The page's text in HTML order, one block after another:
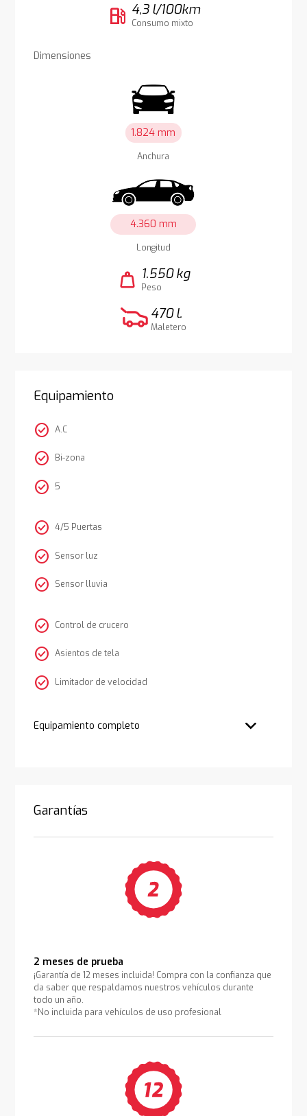
local_gas_station 4,3 l/100km
Consumo mixto
Dimensiones
1.824 mm
Anchura
4.360 mm
Longitud
weight 1.550 kg
Peso
470 l.
Maletero
Equipamiento
check_circle A.C
check_circle Bi-zona
check_circle 5
check_circle 4/5 Puertas
check_circle Sensor luz
check_circle Sensor lluvia
check_circle Control de crucero
check_circle Asientos de tela
check_circle Limitador de velocidad
Equipamiento completo
Garantías
2 meses de prueba
¡Garantía de 12 meses incluida! Compra con la confianza que
da saber que respaldamos nuestros vehículos durante
todo un año.
*No incluida para vehículos de uso profesional